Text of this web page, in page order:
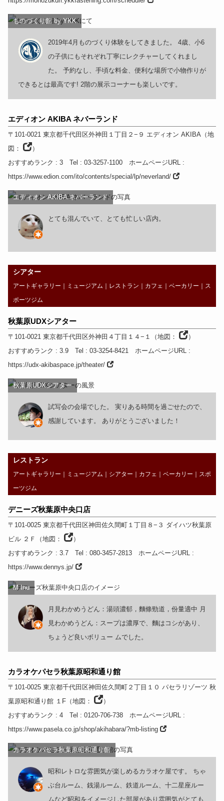
ものづくり館 by YKK
2019年4月ものづくり体験をしてきました。 4歳、小6
の子供にもそれぞれ丁寧にレクチャーしてくれまし
た。 予約なし、手頃な料金、便利な場所で小物作りが
できるとは最高です! 2階の展示コーナーも楽しいです。
エディオン AKIBA ネバーランド
〒101-0021 東京都千代田区外神田１丁目２−９ エディオン AKIBA（地
図：
）
おすすめランク : 3 Tel : 03-3257-1100 ホームページURL:
https://www.edion.com/ito/contents/special/lp/neverland/
エディオン AKIBA ネバーランド
とても混んでいて、とても忙しい店内。
シアター
アートギャラリー ミュージアム レストラン カフェ ベーカリー
ス
ポーツジム
秋葉原UDXシアター
〒101-0021 東京都千代田区外神田４丁目１４−１ （地図：
）
おすすめランク : 3.9 Tel : 03-3254-8421 ホームページURL:
https://udx-akibaspace.jp/theater/
秋葉原UDXシアター
試写会の会場でした。 実りある時間を過ごせたので、
感謝しています。 ありがとうございました！
レストラン
アートギャラリー ミュージアム シアター カフェ ベーカリー
スポ
ーツジム
デニーズ秋葉原中央口店
〒101-0025 東京都千代田区神田佐久間町１丁目８−３ ダイハツ秋葉原
ビル ２Ｆ
（地図：
）
おすすめランク : 3.7 Tel : 080-3457-2813 ホームページURL:
https://www.dennys.jp/
M Inu
月見わかめうどん：湯頭濃郁，麵條勁道，份量適中 月
見わかめうどん：スープは濃厚で、麵はコシがあり、
ちょうど良いボリュー ムでした。
カラオケパセラ秋葉原昭和通り館
〒101-0025 東京都千代田区神田佐久間町２丁目１０ パセラリゾーツ 秋
葉原昭和通り館 １F（地図：
）
おすすめランク : 4 Tel : 0120-706-738 ホームページURL:
https://www.pasela.co.jp/shop/akihabara/?mb-listing
カラオケパセラ秋葉原昭和通り館
昭和レトロな雰囲気が楽しめるカラオケ屋です。 ちゃ
ぶ台ルーム、銭湯ルーム、鉄道ルーム、十二星座ルー
ムなど昭和をイメージした部屋があり雰囲気がとても